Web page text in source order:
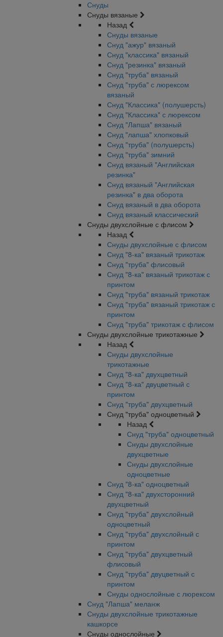
Снуды
Снуды вязаные
Назад
Снуды вязаные
Снуд "ажур" вязаный
Снуд "классика" вязаный
Снуд "резинка" вязаный
Снуд "труба" вязаный
Снуд "труба" с люрексом
вязаный
Снуд "Классика" (полушерсть)
Снуд "Классика" с люрексом
Снуд "Лапша" вязаный
Снуд "лапша" хлопковый
Снуд "труба" (полушерсть)
Снуд "труба" зимний
Снуд вязаный "Английская
резинка"
Снуд вязаный "Английская
резинка" в два оборота
Снуд вязаный в два оборота
Снуд вязаный классический
Снуды двухслойные с флисом
Назад
Снуды двухслойные с флисом
Снуд "8-ка" вязаный трикотаж
Снуд "труба" флисовый
Снуд "8-ка" вязаный трикотаж с
принтом
Снуд "труба" вязаный трикотаж
Снуд "труба" вязаный трикотаж с
принтом
Снуд "труба" трикотаж с флисом
Снуды двухслойные трикотажные
Назад
Снуды двухслойные
трикотажные
Снуд "8-ка" двухцветный
Снуд "8-ка" двуцветный с
принтом
Снуд "труба" двухцветный
Снуд "труба" одноцветный
Назад
Снуд "труба" одноцветный
Снуды двухслойные
двухцветные
Снуды двухслойные
одноцветные
Снуд "8-ка" одноцветный
Снуд "8-ка" двухсторонний
двухцветный
Снуд "труба" двухслойный
одноцветный
Снуд "труба" двухслойный с
принтом
Снуд "труба" двухцветный
флисовый
Снуд "труба" двуцветный с
принтом
Снуды однослойные с люрексом
Снуд "Лапша" меланж
Снуды двухслойные трикотажные
кашкорсе
Снуды однослойные